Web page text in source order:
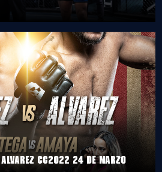
CG2022 24 de marzo